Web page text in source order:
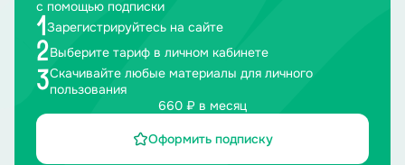
с помощью подписки
1 Зарегистрируйтесь на сайте
2Выберите тариф в личном кабинете
3Скачивайте любые материалы для личного
пользования
660 ₽ в месяц
Оформить подписку